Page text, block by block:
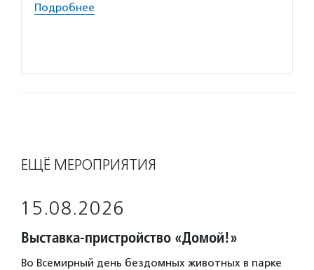
Подробнее
ЕЩЁ МЕРОПРИЯТИЯ
15.08.2026
Выставка-пристройство «Домой!»
Во Всемирный день бездомных животных в парке